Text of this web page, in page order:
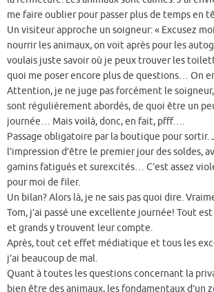
me faire oublier pour passer plus de temps en
Un visiteur approche un soigneur: « Excusez
nourrir les animaux, on voit après pour les
voulais juste savoir où je peux trouver les
quoi me poser encore plus de questions… On
Attention, je ne juge pas forcément le
sont régulièrement abordés, de quoi être un
journée… Mais voilà, donc, en fait, pfff….
Passage obligatoire par la boutique pour sortir.
l’impression d’être le premier jour des soldes,
gamins fatigués et surexcités… C’est assez
pour moi de filer.
Un bilan? Alors là, je ne sais pas quoi dire.
Tom, j’ai passé une excellente journée! Tout
et grands y trouvent leur compte.
Après, tout cet effet médiatique et tous les
j’ai beaucoup de mal.
Quant à toutes les questions concernant la
bien être des animaux, les fondamentaux d’un